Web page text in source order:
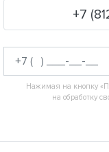
+7
Нажимая на кнопку
на обработку